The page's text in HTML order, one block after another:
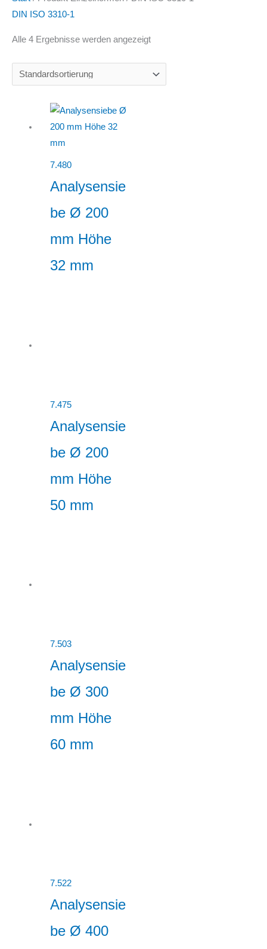
DIN ISO 3310-1
Alle 4 Ergebnisse werden angezeigt
7.480
Analysensie
be Ø 200
mm Höhe
32 mm
7.475
Analysensie
be Ø 200
mm Höhe
50 mm
7.503
Analysensie
be Ø 300
mm Höhe
60 mm
7.522
Analysensie
be Ø 400